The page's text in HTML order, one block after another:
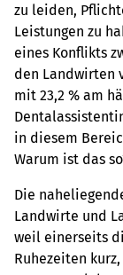
zu leiden,
Leistungen zu
eines Konflikts
den Landwirten
mit 23,2 % am
in diesem
Warum ist das
Die
Landwirte und
weil einerseits
Ruhezeiten